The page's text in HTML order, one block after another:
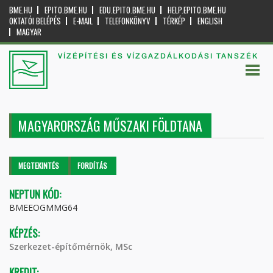
BME.HU EPITO.BME.HU EDU.EPITO.BME.HU
HELP.EPITO.BME.HU
OKTATÓI BELÉPÉS
E-MAIL TELEFONKÖNYV TÉRKÉP
ENGLISH
MAGYAR
VÍZÉPÍTÉSI ÉS VÍZGAZDÁLKODÁSI TANSZÉK
MAGYARORSZÁG MŰSZAKI FÖLDTANA
Elsődleges fülek
MEGTEKINTÉS (AKTÍVFORDÍTÁS
NEPTUN KÓD:
BMEEOGMMG64
KÉPZÉS:
Szerkezet-építőmérnök, MSc